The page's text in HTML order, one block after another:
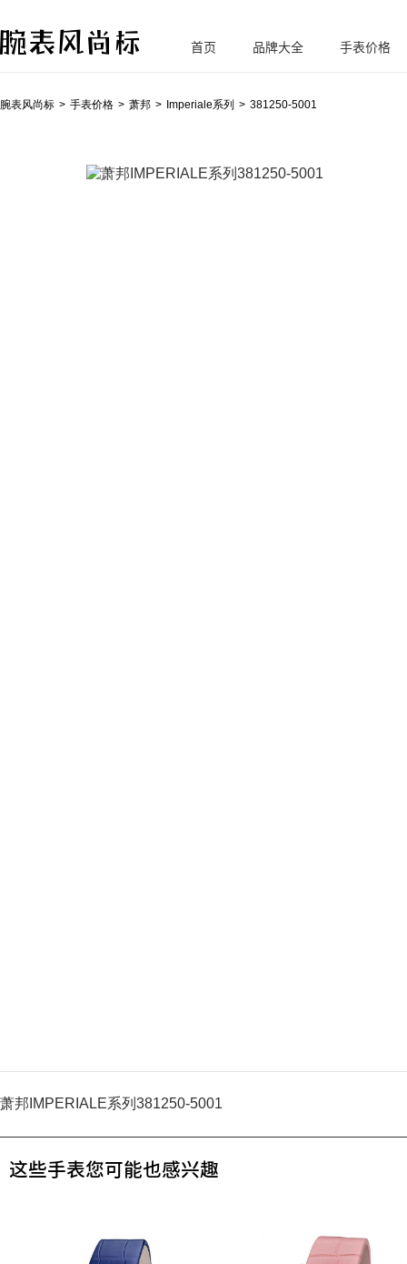
腕
首页 品牌大全 手表价格
腕表风尚标 手表价格 萧邦 Imperiale系列 381250-5001
萧邦IMPERIALE系列381250-5001
这些手表您可能也感兴趣